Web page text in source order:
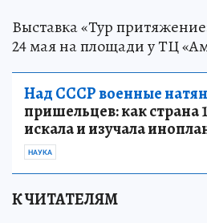
Выставка «Тур
24 мая на площади у ТЦ
Над СССР военные
пришельцев: как страна
искала и изучала
НАУКА
К ЧИТАТЕЛЯМ